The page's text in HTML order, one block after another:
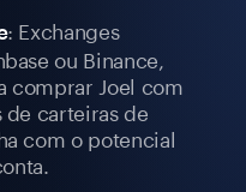
: Exchanges
ou Binance,
comprar Joel com
de carteiras de
com o potencial